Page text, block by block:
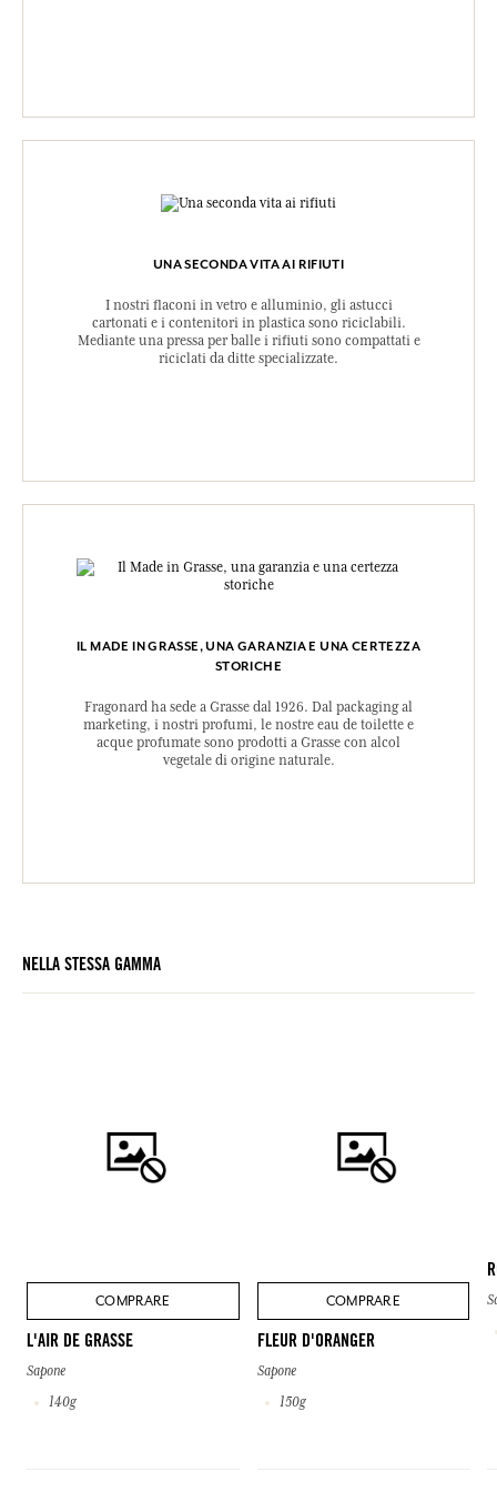
UNA SECONDA VITA AI RIFIUTI
I nostri flaconi in vetro e alluminio, gli astucci
cartonati e i contenitori in plastica sono riciclabili.
Mediante una pressa per balle i rifiuti sono compattati e
riciclati da ditte specializzate.
IL MADE IN GRASSE, UNA GARANZIA E UNA CERTEZZA
STORICHE
Fragonard ha sede a Grasse dal 1926. Dal packaging al
marketing, i nostri profumi, le nostre eau de toilette e
acque profumate sono prodotti a Grasse con alcol
vegetale di origine naturale.
NELLA STESSA GAMMA
COMPRARE
L'AIR DE GRASSE
Sapone
140g
COMPRARE
FLEUR D'ORANGER
Sapone
150g